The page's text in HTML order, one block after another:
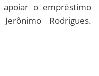
o empréstimo
Rodrigues.